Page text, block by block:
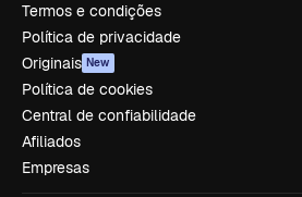
Termos e condições
Política de privacidade
Originais New
Política de cookies
Central de confiabilidade
Afiliados
Empresas